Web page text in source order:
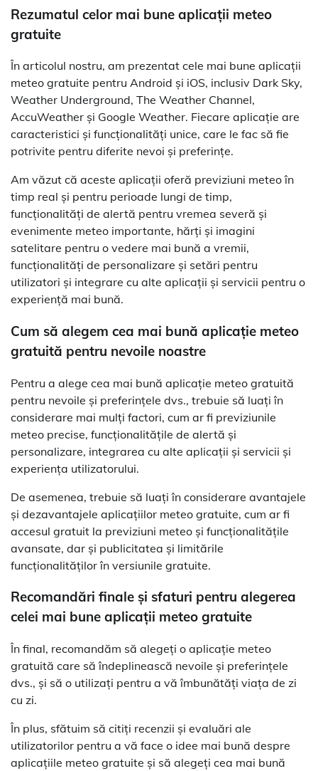
Rezumatul celor mai bune aplicații meteo
gratuite
În articolul nostru, am prezentat cele mai bune aplicații
meteo gratuite pentru Android și iOS, inclusiv Dark Sky,
Weather Underground, The Weather Channel,
AccuWeather și Google Weather. Fiecare aplicație are
caracteristici și funcționalități unice, care le fac să fie
potrivite pentru diferite nevoi și preferințe.
Am văzut că aceste aplicații oferă previziuni meteo în
timp real și pentru perioade lungi de timp,
funcționalități de alertă pentru vremea severă și
evenimente meteo importante, hărți și imagini
satelitare pentru o vedere mai bună a vremii,
funcționalități de personalizare și setări pentru
utilizatori și integrare cu alte aplicații și servicii pentru o
experiență mai bună.
Cum să alegem cea mai bună aplicație meteo
gratuită pentru nevoile noastre
Pentru a alege cea mai bună aplicație meteo gratuită
pentru nevoile și preferințele dvs., trebuie să luați în
considerare mai mulți factori, cum ar fi previziunile
meteo precise, funcționalitățile de alertă și
personalizare, integrarea cu alte aplicații și servicii și
experiența utilizatorului.
De asemenea, trebuie să luați în considerare avantajele
și dezavantajele aplicațiilor meteo gratuite, cum ar fi
accesul gratuit la previziuni meteo și funcționalitățile
avansate, dar și publicitatea și limitările
funcționalităților în versiunile gratuite.
Recomandări finale și sfaturi pentru alegerea
celei mai bune aplicații meteo gratuite
În final, recomandăm să alegeți o aplicație meteo
gratuită care să îndeplinească nevoile și preferințele
dvs., și să o utilizați pentru a vă îmbunătăți viața de zi
cu zi.
În plus, sfătuim să citiți recenzii și evaluări ale
utilizatorilor pentru a vă face o idee mai bună despre
aplicațiile meteo gratuite și să alegeți cea mai bună